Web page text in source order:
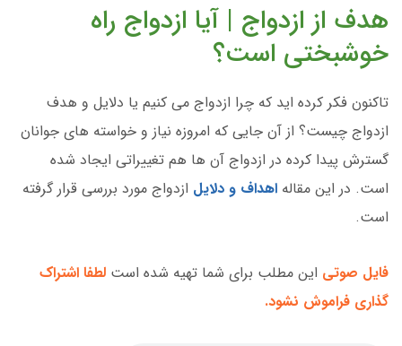
هدف از ازدواج | آیا ازدواج راه
خوشبختی است؟
تاکنون فکر کرده اید که چرا ازدواج می کنیم یا دلایل و هدف
ازدواج چیست؟ از آن جایی که امروزه نیاز و خواسته های جوانان
گسترش پیدا کرده در ازدواج‌ آن ها هم تغییراتی ایجاد شده
است. در این مقاله اهداف و دلایل ازدواج مورد بررسی قرار گرفته
است.
فایل صوتی این مطلب برای شما تهیه شده است لطفا اشتراک
گذاری فراموش نشود.